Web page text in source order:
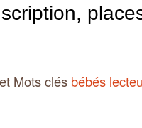
et Mots clés bébés